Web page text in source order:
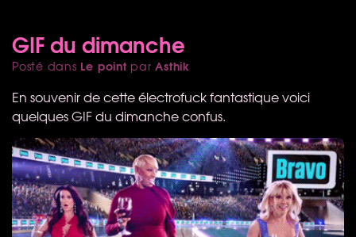
GIF du dimanche
Posté dans Le point parAsthik
En souvenir de cette électrofuck fantastique voici
quelquesGIFdu dimanche confus.